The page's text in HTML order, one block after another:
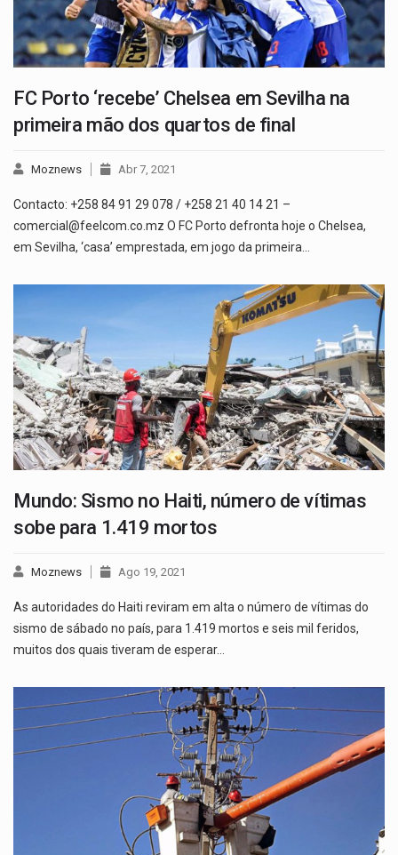
FC Porto ‘recebe’ Chelsea em Sevilha na
primeira mão dos quartos de final
Moznews Abr 7, 2021
Contacto: +258 84 91 29 078 / +258 21 40 14 21 –
comercial@feelcom.co.mz O FC Porto defronta hoje o Chelsea,
em Sevilha, ‘casa’ emprestada, em jogo da primeira…
Mundo: Sismo no Haiti, número de vítimas
sobe para 1.419 mortos
Moznews Ago 19, 2021
As autoridades do Haiti reviram em alta o número de vítimas do
sismo de sábado no país, para 1.419 mortos e seis mil feridos,
muitos dos quais tiveram de esperar…